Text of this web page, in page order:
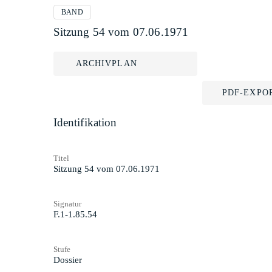
BAND
Sitzung 54 vom 07.06.1971
ARCHIVPLAN
PDF-
Identifikation
Titel
Sitzung 54 vom 07.06.1971
Signatur
F.1-1.85.54
Stufe
Dossier